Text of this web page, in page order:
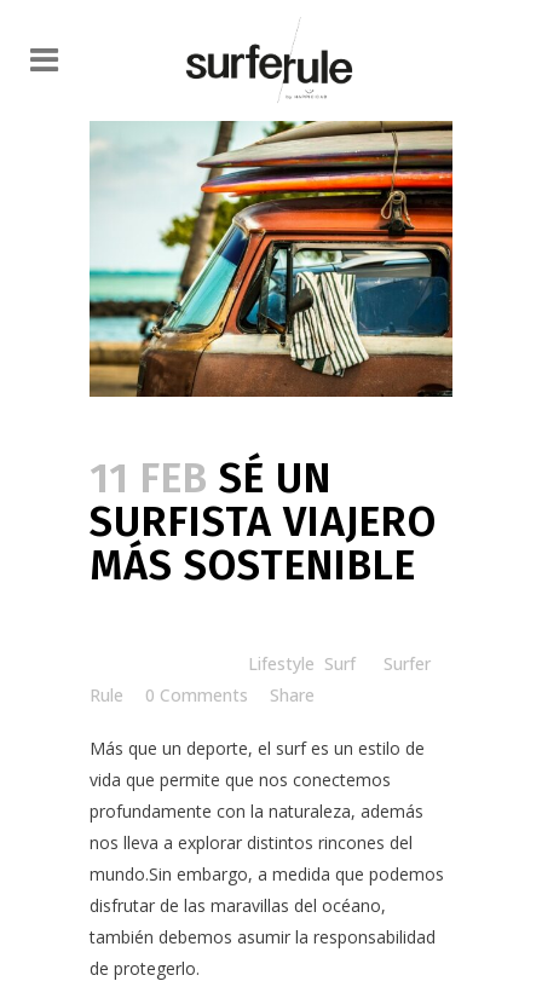
11 FEB SÉ UN
SURFISTA VIAJERO
MÁS SOSTENIBLE
Lifestyle Surf
Surfer
Rule
0 Comments Share
Más que un deporte, el surf es un estilo de
vida que permite que nos conectemos
profundamente con la naturaleza, además
nos lleva a explorar distintos rincones del
mundo.Sin embargo, a medida que podemos
disfrutar de las maravillas del océano,
también debemos asumir la responsabilidad
de protegerlo.